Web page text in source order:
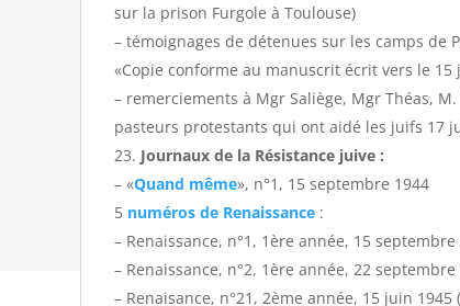
sur la prison Furgole à Toulouse)
– témoignages de détenues sur les camps de
«Copie conforme au manuscrit écrit vers le
– remerciements à Mgr Saliège, Mgr Théas,
pasteurs protestants qui ont aidé les juifs 17
Journaux de la Résistance juive :
– «Quand même», n°1, 15 septembre 1944
5 numéros de Renaissance :
– Renaissance, n°1, 1ère année, 15 septembre
– Renaissance, n°2, 1ère année, 22 septembre
– Renaisance, n°21, 2ème année, 15 juin 1945